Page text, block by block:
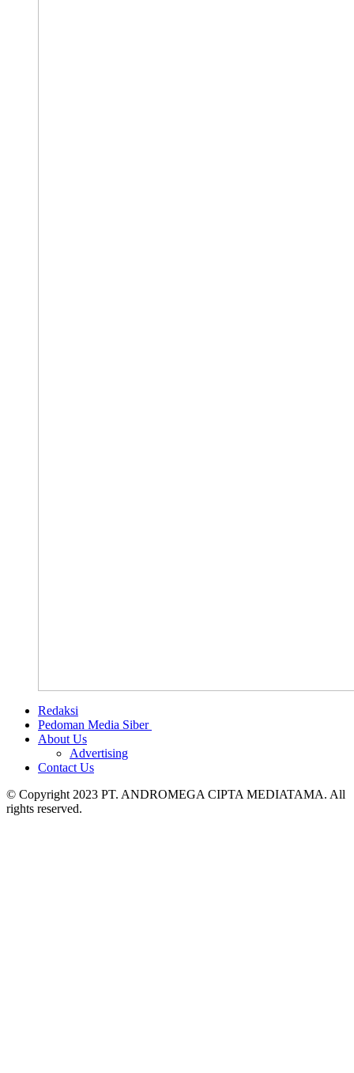
Redaksi
Pedoman Media Siber
About Us
Advertising
Contact Us
© Copyright 2023 PT. ANDROMEGA CIPTA MEDIATAMA. All
rights reserved.